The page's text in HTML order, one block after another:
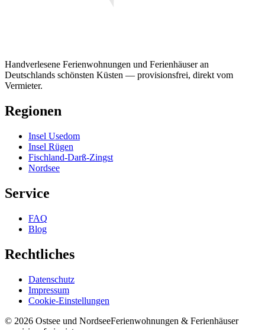
Handverlesene Ferienwohnungen und Ferienhäuser an
Deutschlands schönsten Küsten — provisionsfrei, direkt vom
Vermieter.
Regionen
Insel Usedom
Insel Rügen
Fischland-Darß-Zingst
Nordsee
Service
FAQ
Blog
Rechtliches
Datenschutz
Impressum
Cookie-Einstellungen
© 2026 Ostsee und NordseeFerienwohnungen & Ferienhäuser